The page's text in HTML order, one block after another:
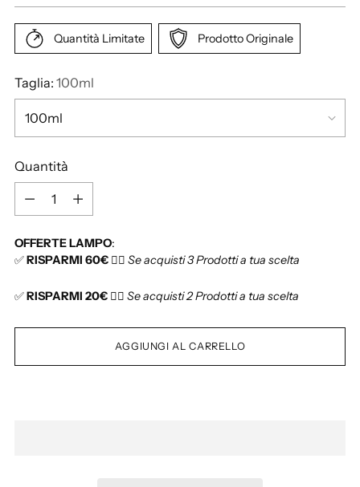
z
o
d
l
s
i
o
Quantità Limitate Prodotto Originale
Taglia: 100ml
Quantità
u
n
t
à
OFFERTE LAMPO:
✅RISPARMI 60€ 👉🏻 Se acquisti 3 Prodotti a tua scelta
✅RISPARMI 20€ 👉🏻 Se acquisti 2 Prodotti a tua scelta
AGGIUNGI AL CARRELLO